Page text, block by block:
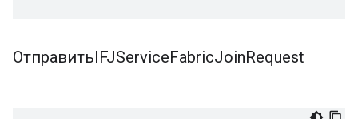
ОтправитьIFJServiceFabricJoinRequest